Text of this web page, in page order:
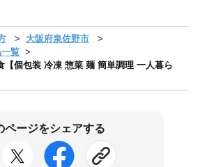
大阪府泉佐野市
覧
【個包装 冷凍 惣菜 麺 簡単調理 一人暮ら
ページをシェアする